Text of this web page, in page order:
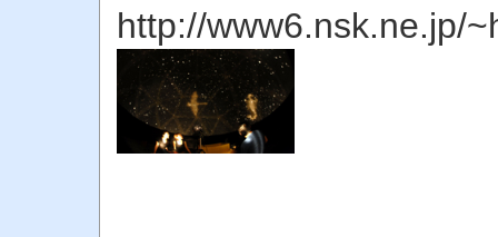
http://www6.nsk.ne.jp/